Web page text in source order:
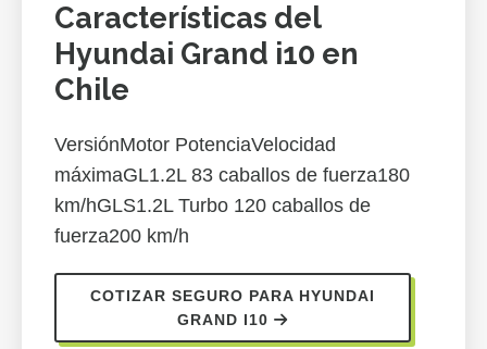
Características del
Hyundai Grand i10 en
Chile
VersiónMotor PotenciaVelocidad
máximaGL1.2L 83 caballos de fuerza180
km/hGLS1.2L Turbo 120 caballos de
fuerza200 km/h
COTIZAR SEGURO PARA HYUNDAI
GRAND I10